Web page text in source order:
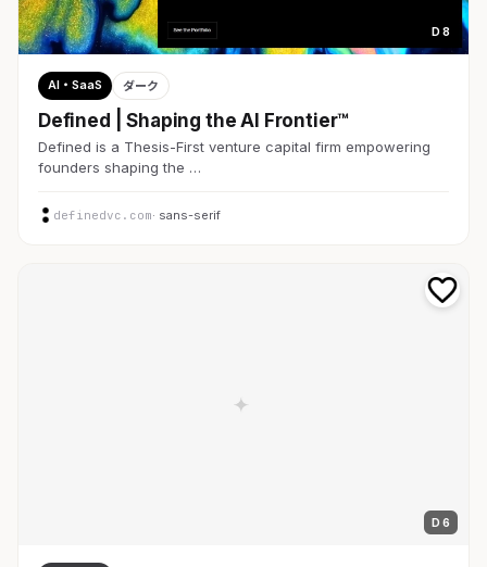
D 8
AI・SaaS ダーク
Defined | Shaping the AI Frontier™
Defined is a Thesis-First venture capital firm empowering
founders shaping the …
definedvc.com· sans-serif
D 6